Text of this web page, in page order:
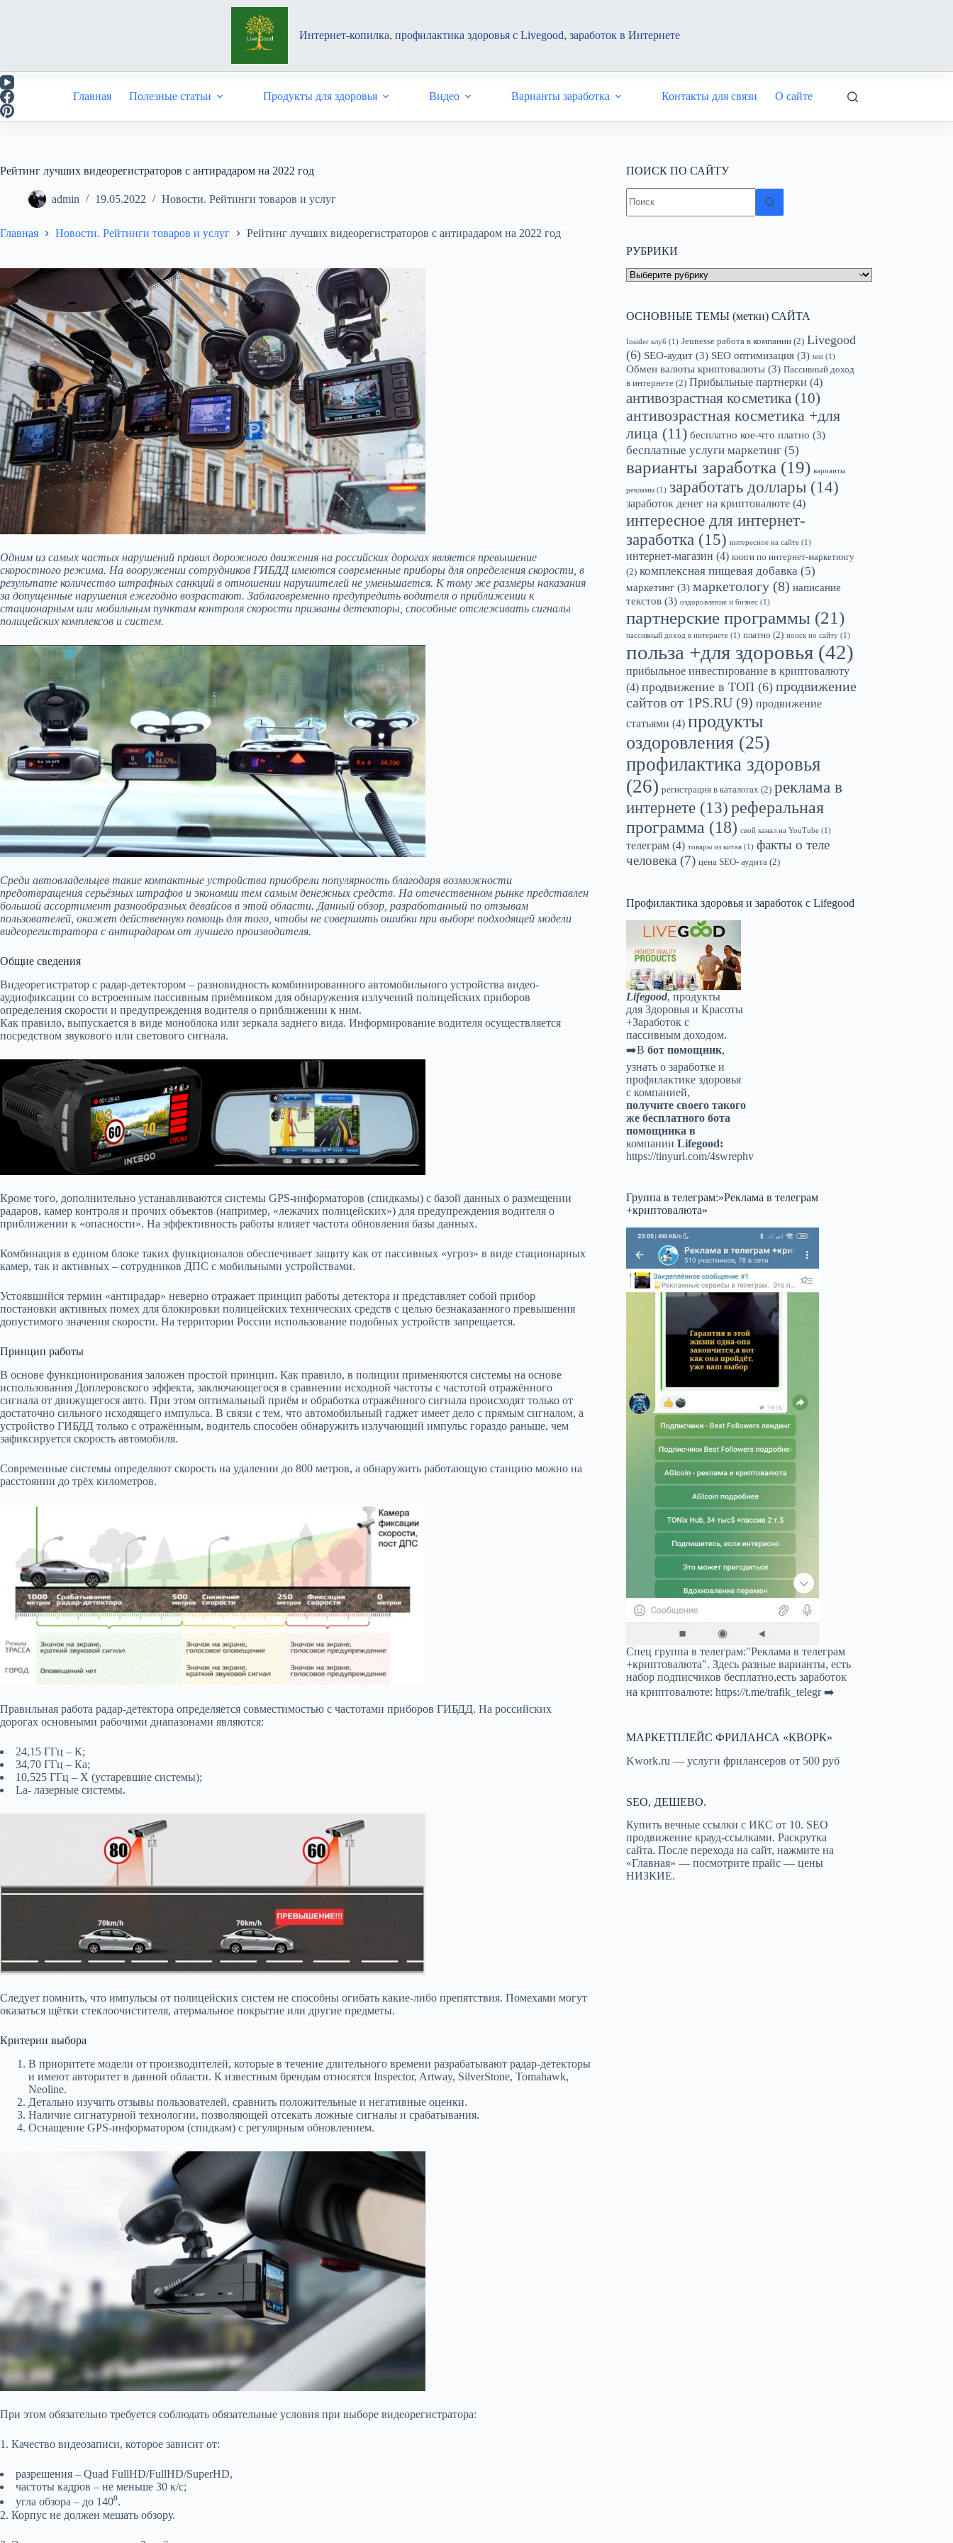
Интернет-копилка, профилактика здоровья с Livegood, заработок в Интернете
Главная Полезные статьи Продукты для здоровья Видео Варианты заработка Контакты для связи О сайте
Рейтинг лучших видеорегистраторов с антирадаром на 2022 год
admin 19.05.2022 Новости. Рейтинги товаров и услуг
Главная Новости. Рейтинги товаров и услуг Рейтинг лучших видеорегистраторов с антирадаром на 2022 год
Одним из самых частых нарушений правил дорожного движения на российских дорогах является превышение
скоростного режима. На вооружении сотрудников ГИБДД имеются современные приборы для определения скорости, в
результате количество штрафных санкций в отношении нарушителей не уменьшается. К тому же размеры наказания
за допущенные нарушения ежегодно возрастают. Заблаговременно предупредить водителя о приближении к
стационарным или мобильным пунктам контроля скорости призваны детекторы, способные отслеживать сигналы
полицейских комплексов и систем.
Среди автовладельцев такие компактные устройства приобрели популярность благодаря возможности
предотвращения серьёзных штрафов и экономии тем самым денежных средств. На отечественном рынке представлен
большой ассортимент разнообразных девайсов в этой области. Данный обзор, разработанный по отзывам
пользователей, окажет действенную помощь для того, чтобы не совершить ошибки при выборе подходящей модели
видеорегистратора с антирадаром от лучшего производителя.
Общие сведения
Видеорегистратор с радар-детектором – разновидность комбинированного автомобильного устройства видео-
аудиофиксации со встроенным пассивным приёмником для обнаружения излучений полицейских приборов
определения скорости и предупреждения водителя о приближении к ним.
Как правило, выпускается в виде моноблока или зеркала заднего вида. Информирование водителя осуществляется
посредством звукового или светового сигнала.
Кроме того, дополнительно устанавливаются системы GPS-информаторов (спидкамы) с базой данных о размещении
радаров, камер контроля и прочих объектов (например, «лежачих полицейских») для предупреждения водителя о
приближении к «опасности». На эффективность работы влияет частота обновления базы данных.
Комбинация в едином блоке таких функционалов обеспечивает защиту как от пассивных «угроз» в виде стационарных
камер, так и активных – сотрудников ДПС с мобильными устройствами.
Устоявшийся термин «антирадар» неверно отражает принцип работы детектора и представляет собой прибор
постановки активных помех для блокировки полицейских технических средств с целью безнаказанного превышения
допустимого значения скорости. На территории России использование подобных устройств запрещается.
Принцип работы
В основе функционирования заложен простой принцип. Как правило, в полиции применяются системы на основе
использования Доплеровского эффекта, заключающегося в сравнении исходной частоты с частотой отражённого
сигнала от движущегося авто. При этом оптимальный приём и обработка отражённого сигнала происходят только от
достаточно сильного исходящего импульса. В связи с тем, что автомобильный гаджет имеет дело с прямым сигналом, а
устройство ГИБДД только с отражённым, водитель способен обнаружить излучающий импульс гораздо раньше, чем
зафиксируется скорость автомобиля.
Современные системы определяют скорость на удалении до 800 метров, а обнаружить работающую станцию можно на
расстоянии до трёх километров.
Правильная работа радар-детектора определяется совместимостью с частотами приборов ГИБДД. На российских
дорогах основными рабочими диапазонами являются:
24,15 ГГц – К;
34,70 ГГц – Ка;
10,525 ГГц – Х (устаревшие системы);
La- лазерные системы.
Следует помнить, что импульсы от полицейских систем не способны огибать какие-либо препятствия. Помехами могут
оказаться щётки стеклоочистителя, атермальное покрытие или другие предметы.
Критерии выбора
В приоритете модели от производителей, которые в течение длительного времени разрабатывают радар-детекторы
и имеют авторитет в данной области. К известным брендам относятся Inspector, Artway, SilverStone, Tomahawk,
Neoline.
Детально изучить отзывы пользователей, сравнить положительные и негативные оценки.
Наличие сигнатурной технологии, позволяющей отсекать ложные сигналы и срабатывания.
Оснащение GPS-информатором (спидкам) с регулярным обновлением.
При этом обязательно требуется соблюдать обязательные условия при выборе видеорегистратора:
1. Качество видеозаписи, которое зависит от:
разрешения – Quad FullHD/FullHD/SuperHD,
частоты кадров – не меньше 30 к/с;
угла обзора – до 140⁰.
2. Корпус не должен мешать обзору.
ПОИСК ПО САЙТУ
не
найдено
РУБРИКИ
РУБРИКИ
ОСНОВНЫЕ ТЕМЫ (метки) САЙТА
Insider клуб (1) Jeunesse работа в компании (2) Livegood
(6) SEO-аудит (3) SEO оптимизация (3) test (1)
Обмен валюты криптовалюты (3) Пассивный доход
в интернете (2) Прибыльные партнерки (4)
антивозрастная косметика (10)
антивозрастная косметика +для
лица (11) бесплатно кое-что платно (3)
бесплатные услуги маркетинг (5)
варианты заработка (19) варианты
рекламы (1) заработать доллары (14)
заработок денег на криптовалюте (4)
интересное для интернет-
заработка (15) интересное на сайте (1)
интернет-магазин (4) книги по интернет-маркетингу
(2) комплексная пищевая добавка (5)
маркетинг (3) маркетологу (8) написание
текстов (3) оздоровление и бизнес (1)
партнерские программы (21)
пассивный доход в интернете (1) платно (2) поиск по сайту (1)
польза +для здоровья (42)
прибыльное инвестирование в криптовалюту
(4) продвижение в ТОП (6) продвижение
сайтов от 1PS.RU (9) продвижение
статьями (4) продукты
оздоровления (25)
профилактика здоровья
(26) регистрация в каталогах (2) реклама в
интернете (13) реферальная
программа (18) свой канал на YouTube (1)
телеграм (4) товары из китая (1) факты о теле
человека (7) цена SEO- аудита (2)
Профилактика здоровья и заработок с Lifegood
Lifegood, продукты
для Здоровья и Красоты
+Заработок с
пассивным доходом.
➡️Вбот помощник,
узнать о заработке и
профилактике здоровья
с компанией,
получите своего такого
же бесплатного бота
помощника в
компанииLifegood:
https://tinyurl.com/4swrephv
Группа в телеграм:»Реклама в телеграм
+криптовалюта»
Спец группа в телеграм:"Реклама в телеграм
+криптовалюта". Здесь разные варианты, есть
набор подписчиков бесплатно,есть заработок
на криптовалюте:https://t.me/trafik_telegr➡️
МАРКЕТПЛЕЙС ФРИЛАНСА «КВОРК»
Kwork.ru — услуги фрилансеров от 500 руб
SEO, ДЕШЕВО.
Купить вечные ссылки с ИКС от 10. SEO
продвижение крауд-ссылками. Раскрутка
сайта. После перехода на сайт, нажмите на
«Главная» — посмотрите прайс — цены
НИЗКИЕ.